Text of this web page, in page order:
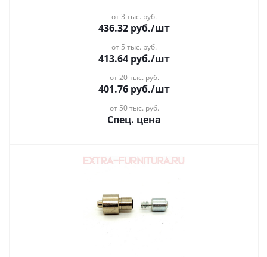
от 3 тыс. руб.
436.32 руб./шт
от 5 тыс. руб.
413.64 руб./шт
от 20 тыс. руб.
401.76 руб./шт
от 50 тыс. руб.
Спец. цена